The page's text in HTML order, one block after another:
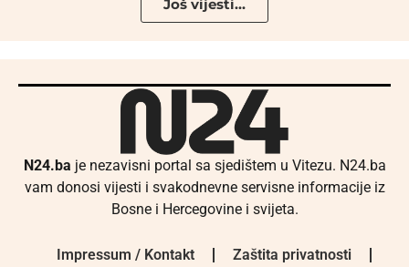
Još vijesti...
N24.ba je nezavisni portal sa sjedištem u Vitezu. N24.ba
vam donosi vijesti i svakodnevne servisne informacije iz
Bosne i Hercegovine i svijeta.
Impressum / Kontakt Zaštita privatnosti